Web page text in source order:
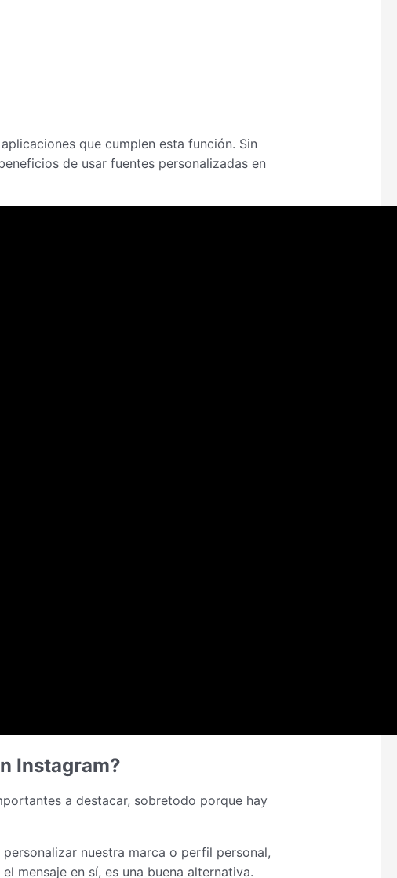
que cumplen esta función. Sin
de usar fuentes personalizadas en
Instagram?
a destacar, sobretodo porque hay
nuestra marca o perfil personal,
mensaje en sí, es una buena alternativa.